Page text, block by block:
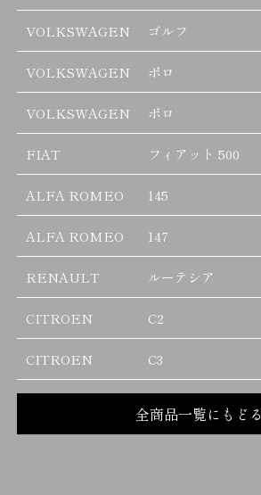
VOLKSWAGEN ゴルフ
VOLKSWAGEN ポロ
VOLKSWAGEN ポロ
FIAT フィアット 500
ALFA ROMEO 145
ALFA ROMEO 147
RENAULT ルーテシア
CITROEN C2
CITROEN C3
全商品一覧にもどる